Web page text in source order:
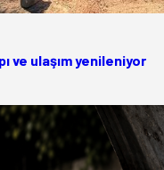
ve ulaşım yenileniyor